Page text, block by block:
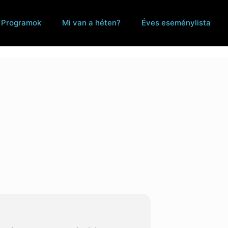
Programok Mi van a héten? Éves eseménylista